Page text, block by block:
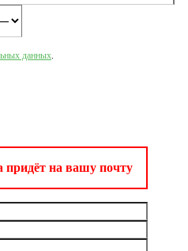
данных.
придёт на вашу почту